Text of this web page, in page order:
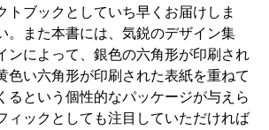
トブックとしていち早くお届けしま
。また本書には、気鋭のデザイン集
ンによって、銀色の六角形が印刷され
色い六角形が印刷された表紙を重ねて
るという個性的なパッケージが与えら
ィックとしても注目していただければ